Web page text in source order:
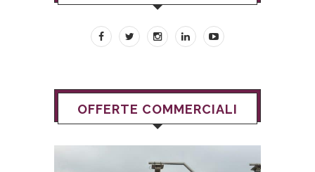
OFFERTE COMMERCIALI